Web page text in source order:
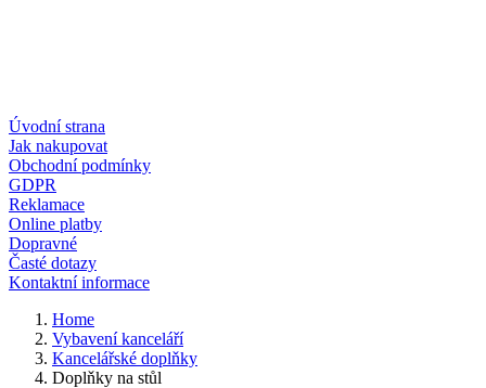
Úvodní strana
Jak nakupovat
Obchodní podmínky
GDPR
Reklamace
Online platby
Dopravné
Časté dotazy
Kontaktní informace
Home
Vybavení kanceláří
Kancelářské doplňky
Doplňky na stůl